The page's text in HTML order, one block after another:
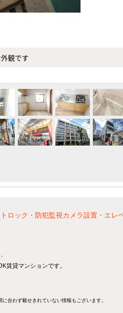
観です
ック・防犯監視カメラ設置・エレ
賃貸マンションです。
合わず載せきれていない情報もございます。